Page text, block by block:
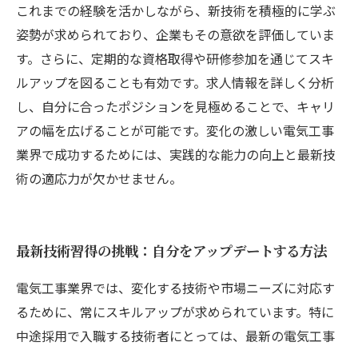
これまでの経験を活かしながら、新技術を積極的に学ぶ
姿勢が求められており、企業もその意欲を評価していま
す。さらに、定期的な資格取得や研修参加を通じてスキ
ルアップを図ることも有効です。求人情報を詳しく分析
し、自分に合ったポジションを見極めることで、キャリ
アの幅を広げることが可能です。変化の激しい電気工事
業界で成功するためには、実践的な能力の向上と最新技
術の適応力が欠かせません。
最新技術習得の挑戦：自分をアップデートする方法
電気工事業界では、変化する技術や市場ニーズに対応す
るために、常にスキルアップが求められています。特に
中途採用で入職する技術者にとっては、最新の電気工事